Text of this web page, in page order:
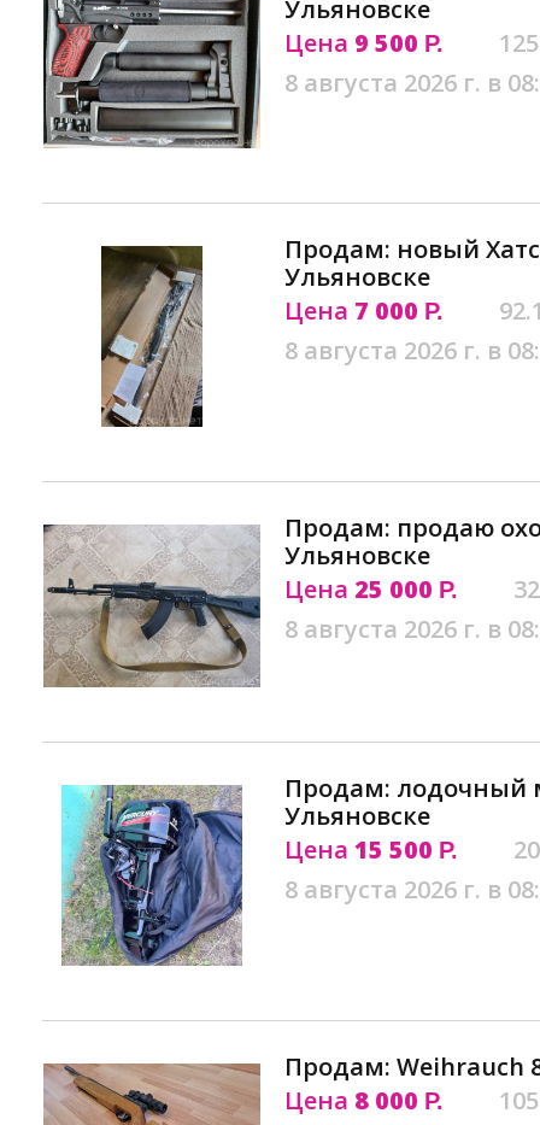
Ульяновске
Цена 9 500 Р.
8 августа 2026 г. в
Продам: новый
Ульяновске
Цена 7 000 Р.
8 августа 2026 г. в
Продам: продаю
Ульяновске
Цена 25 000 Р.
8 августа 2026 г. в
Продам: лодочный
Ульяновске
Цена 15 500 Р.
8 августа 2026 г. в
Продам: Weihrauch
Цена 8 000 Р.